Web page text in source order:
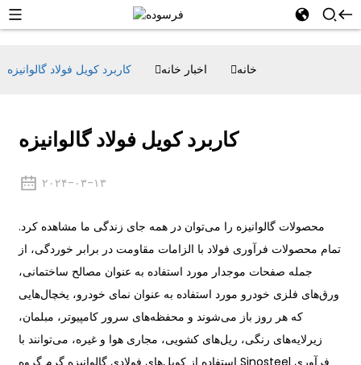
خانه اخبار خانه کاربرد کویل فولاد گالوانیزه
کاربرد کویل فولاد گالوانیزه
۲۰۲۴-۰۳-۱۳
محصولات گالوانیزه را می‌توان در همه جای زندگی ما مشاهده کرد.
تمام محصولات فرآوری فولاد با الزامات مقاومت در برابر خوردگی، از
جمله صفحات موجدار مورد استفاده به عنوان مصالح ساختمانی،
ورق‌های فلزی خودرو مورد استفاده به عنوان نمای خودرو، یخچال‌هایی
که هر روز باز می‌شوند و محفظه‌های سرور کامپیوتر، مبلمان،
زیرلایه‌های رنگی، ریل‌های کشویی، مجاری هوا و غیره، می‌توانند با